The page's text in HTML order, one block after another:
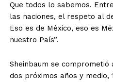
Que todos lo sabemos.
las naciones, el respeto al
Eso es de México, eso es
nuestro País”.
Sheinbaum se
dos próximos años y medio,